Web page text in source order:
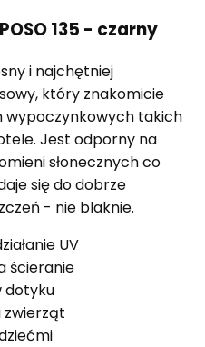
135 - czarny
i najchętniej
który znakomicie
wypoczynkowych takich
Jest odporny na
słonecznych co
się do dobrze
- nie blaknie.
UV
ścieranie
dotyku
zwierząt